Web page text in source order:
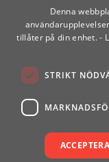
Denna
tillåter på din enhet. -
STRIKT